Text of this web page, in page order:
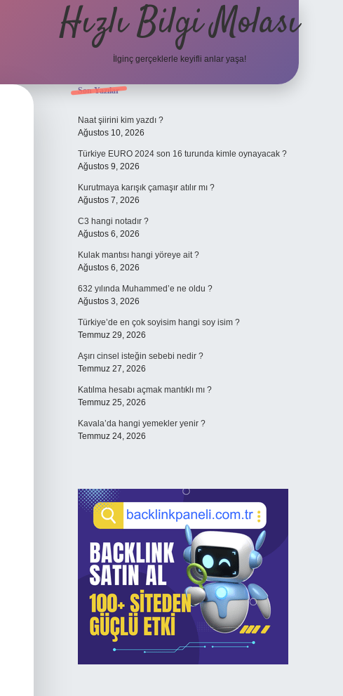
Hızlı Bilgi Molası
İlginç gerçeklerle keyifli anlar yaşa!
Sidebar
Son Yazılar
Naat şiirini kim yazdı ?
Ağustos 10, 2026
Türkiye EURO 2024 son 16 turunda kimle oynayacak ?
Ağustos 9, 2026
Kurutmaya karışık çamaşır atılır mı ?
Ağustos 7, 2026
C3 hangi notadır ?
Ağustos 6, 2026
Kulak mantısı hangi yöreye ait ?
Ağustos 6, 2026
632 yılında Muhammed’e ne oldu ?
Ağustos 3, 2026
Türkiye’de en çok soyisim hangi soy isim ?
Temmuz 29, 2026
Aşırı cinsel isteğin sebebi nedir ?
Temmuz 27, 2026
Katılma hesabı açmak mantıklı mı ?
Temmuz 25, 2026
Kavala’da hangi yemekler yenir ?
Temmuz 24, 2026